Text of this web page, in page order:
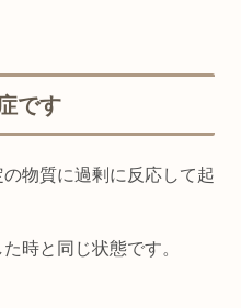
です
物質に過剰に反応して起
時と同じ状態です。